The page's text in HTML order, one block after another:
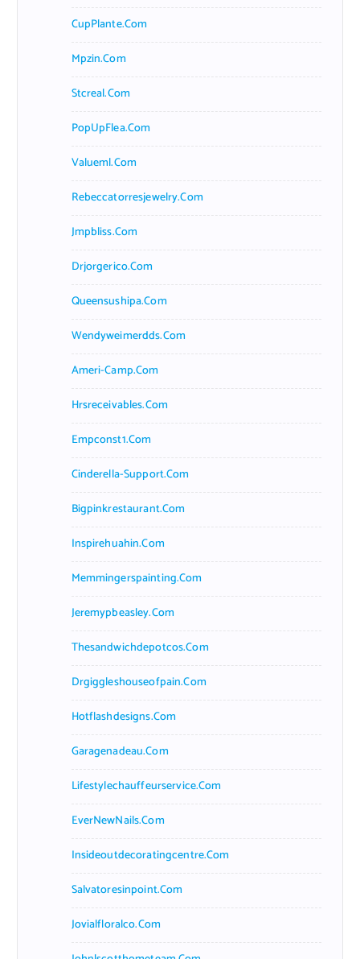
CupPlante.com
Mpzin.com
Stcreal.com
PopUpFlea.com
Valueml.com
Rebeccatorresjewelry.com
Jmpbliss.com
Drjorgerico.com
Queensushipa.com
Wendyweimerdds.com
Ameri-Camp.com
Hrsreceivables.com
Empconst1.com
Cinderella-Support.com
Bigpinkrestaurant.com
Inspirehuahin.com
Memmingerspainting.com
Jeremypbeasley.com
Thesandwichdepotcos.com
Drgiggleshouseofpain.com
Hotflashdesigns.com
Garagenadeau.com
Lifestylechauffeurservice.com
EverNewNails.com
Insideoutdecoratingcentre.com
Salvatoresinpoint.com
Jovialfloralco.com